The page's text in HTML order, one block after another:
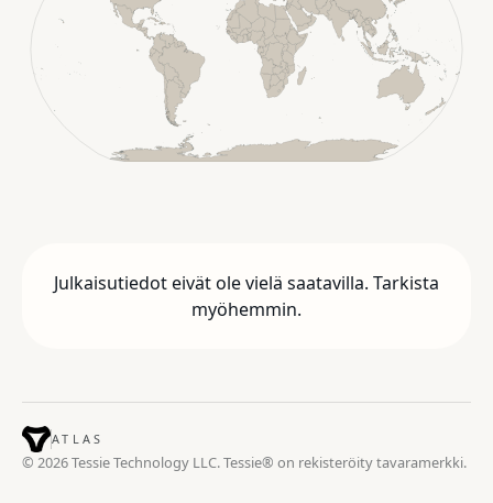
Julkaisutiedot eivät ole vielä saatavilla. Tarkista
myöhemmin.
ATLAS
© 2026 Tessie Technology LLC. Tessie® on rekisteröity tavaramerkki.